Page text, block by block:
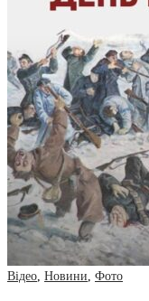
Відео, Новини, Фото